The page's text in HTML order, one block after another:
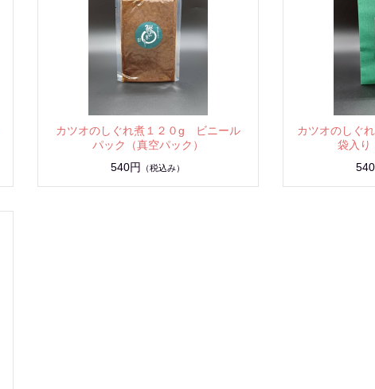
カツオのしぐれ煮１２０g ビニール
パック（真空パック）
540円
（税込み）
カツオのしぐ
袋入り